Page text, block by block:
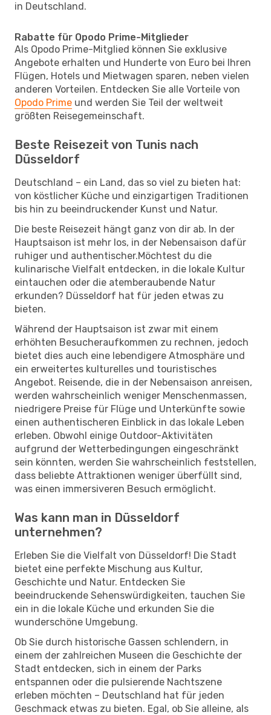
in Deutschland.
Rabatte für Opodo Prime-Mitglieder
Als Opodo Prime-Mitglied können Sie exklusive
Angebote erhalten und Hunderte von Euro bei Ihren
Flügen, Hotels und Mietwagen sparen, neben vielen
anderen Vorteilen. Entdecken Sie alle Vorteile von
Opodo Prime und werden Sie Teil der weltweit
größten Reisegemeinschaft.
Beste Reisezeit von Tunis nach
Düsseldorf
Deutschland – ein Land, das so viel zu bieten hat:
von köstlicher Küche und einzigartigen Traditionen
bis hin zu beeindruckender Kunst und Natur.
Die beste Reisezeit hängt ganz von dir ab. In der
Hauptsaison ist mehr los, in der Nebensaison dafür
ruhiger und authentischer.Möchtest du die
kulinarische Vielfalt entdecken, in die lokale Kultur
eintauchen oder die atemberaubende Natur
erkunden? Düsseldorf hat für jeden etwas zu
bieten.
Während der Hauptsaison ist zwar mit einem
erhöhten Besucheraufkommen zu rechnen, jedoch
bietet dies auch eine lebendigere Atmosphäre und
ein erweitertes kulturelles und touristisches
Angebot. Reisende, die in der Nebensaison anreisen,
werden wahrscheinlich weniger Menschenmassen,
niedrigere Preise für Flüge und Unterkünfte sowie
einen authentischeren Einblick in das lokale Leben
erleben. Obwohl einige Outdoor-Aktivitäten
aufgrund der Wetterbedingungen eingeschränkt
sein könnten, werden Sie wahrscheinlich feststellen,
dass beliebte Attraktionen weniger überfüllt sind,
was einen immersiveren Besuch ermöglicht.
Was kann man in Düsseldorf
unternehmen?
Erleben Sie die Vielfalt von Düsseldorf! Die Stadt
bietet eine perfekte Mischung aus Kultur,
Geschichte und Natur. Entdecken Sie
beeindruckende Sehenswürdigkeiten, tauchen Sie
ein in die lokale Küche und erkunden Sie die
wunderschöne Umgebung.
Ob Sie durch historische Gassen schlendern, in
einem der zahlreichen Museen die Geschichte der
Stadt entdecken, sich in einem der Parks
entspannen oder die pulsierende Nachtszene
erleben möchten – Deutschland hat für jeden
Geschmack etwas zu bieten. Egal, ob Sie alleine, als